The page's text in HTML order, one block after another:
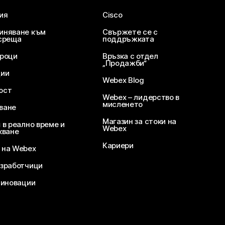
към
реално време и
Webex
Cisco
Свържете се с
поддръжката
Връзка с отдел
„Продажби“
Webex Blog
Webex – лидерство в
мисленето
Магазин за стоки на
Webex
Кариери